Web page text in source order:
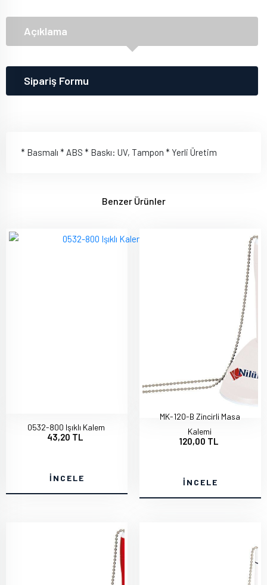
Açıklama
Sipariş Formu
* Basmalı * ABS * Baskı: UV, Tampon * Yerli Üretim
Benzer Ürünler
0532-800 Işıklı Kalem
43,20 TL
İNCELE
MK-120-B Zincirli Masa
Kalemi
120,00 TL
İNCELE